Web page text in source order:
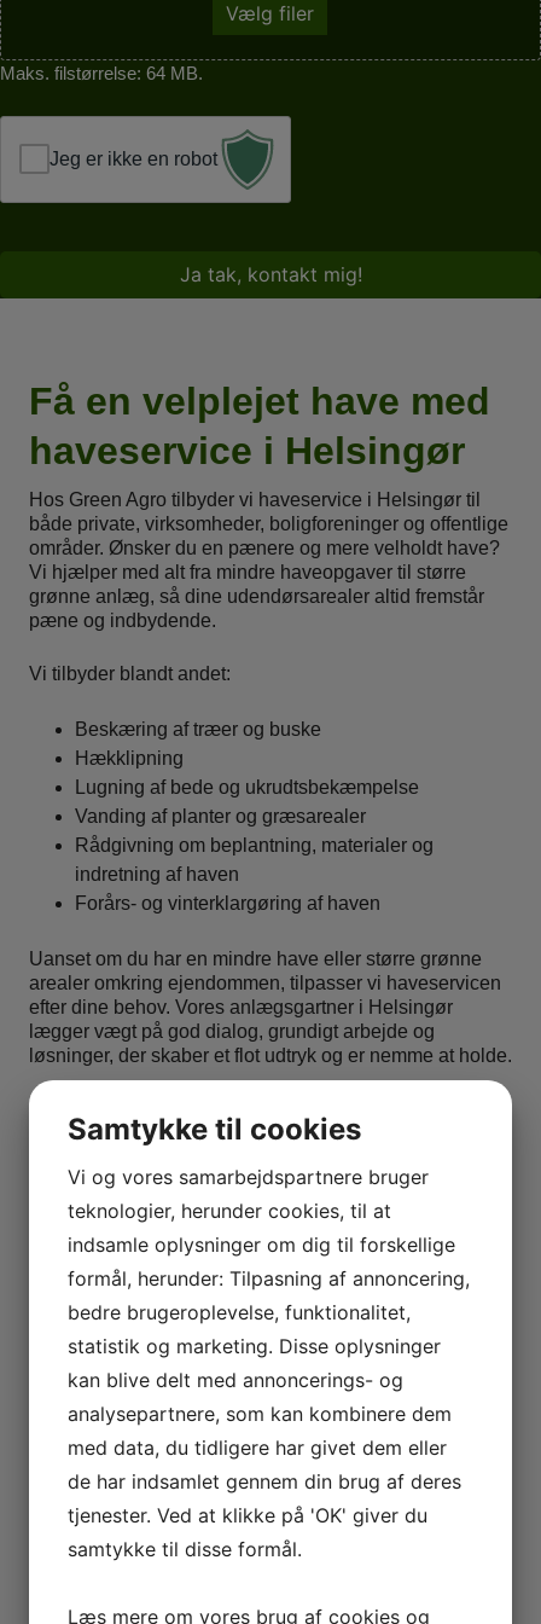
Vælg filer
Maks. filstørrelse: 64 MB.
Jeg er ikke en robot
Få en velplejet have med
haveservice i Helsingør
Hos Green Agro tilbyder vi haveservice i Helsingør til
både private, virksomheder, boligforeninger og offentlige
områder. Ønsker du en pænere og mere velholdt have?
Vi hjælper med alt fra mindre haveopgaver til større
grønne anlæg, så dine udendørsarealer altid fremstår
pæne og indbydende.
Vi tilbyder blandt andet:
Beskæring af træer og buske
Hækklipning
Lugning af bede og ukrudtsbekæmpelse
Vanding af planter og græsarealer
Rådgivning om beplantning, materialer og
indretning af haven
Forårs- og vinterklargøring af haven
Uanset om du har en mindre have eller større grønne
arealer omkring ejendommen, tilpasser vi haveservicen
efter dine behov. Vores anlægsgartner i Helsingør
lægger vægt på god dialog, grundigt arbejde og
løsninger, der skaber et flot udtryk og er nemme at holde.
Har du brug for haveservice i Helsingør eller rådgivning
til et konkret haveprojekt? Så kontakt os gerne. Vi står
udendørsarealer.
Få et tilbud
Samtykke til cookies
Vi og vores samarbejdspartnere bruger
teknologier, herunder cookies, til at
indsamle oplysninger om dig til forskellige
formål, herunder: Tilpasning af annoncering,
bedre brugeroplevelse, funktionalitet,
statistik og marketing. Disse oplysninger
kan blive delt med annoncerings- og
analysepartnere, som kan kombinere dem
med data, du tidligere har givet dem eller
de har indsamlet gennem din brug af deres
tjenester. Ved at klikke på 'OK' giver du
samtykke til disse formål.
Læs mere om vores brug af cookies og